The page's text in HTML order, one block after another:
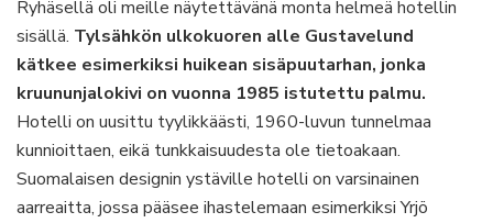
Ryhäsellä oli meille näytettävänä monta helmeä hotellin
sisällä. Tylsähkön ulkokuoren alle Gustavelund
kätkee esimerkiksi huikean sisäpuutarhan, jonka
kruununjalokivi on vuonna 1985 istutettu palmu.
Hotelli on uusittu tyylikkäästi, 1960-luvun tunnelmaa
kunnioittaen, eikä tunkkaisuudesta ole tietoakaan.
Suomalaisen designin ystäville hotelli on varsinainen
aarreaitta, jossa pääsee ihastelemaan esimerkiksi Yrjö